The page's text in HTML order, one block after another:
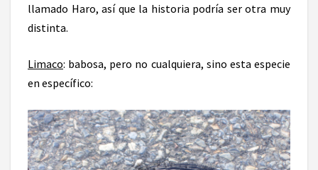
llamado Haro, así que la historia podría ser otra muy
distinta.
Limaco: babosa, pero no cualquiera, sino esta especie
en específico: